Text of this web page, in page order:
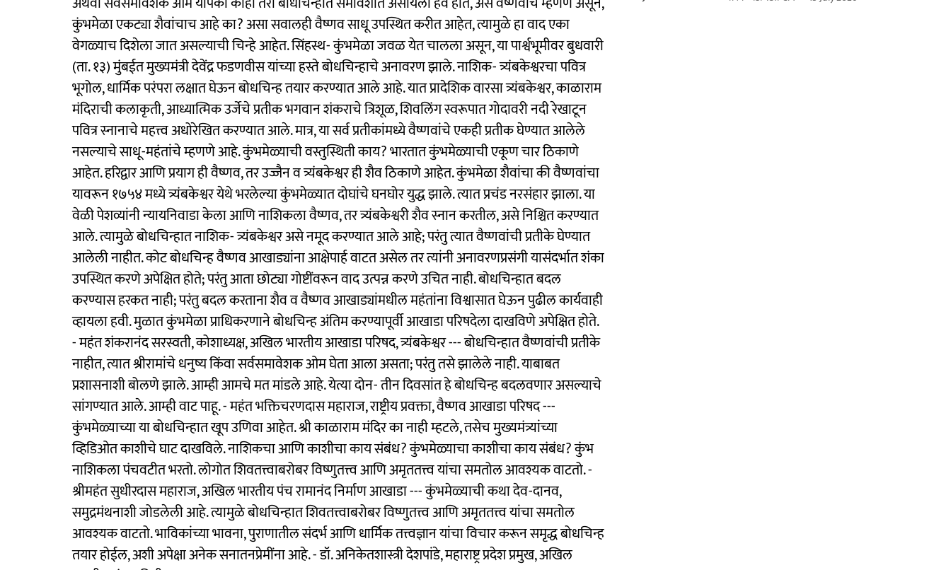
कुंभमेळा एकट्या शैवांचाच आहे का? असा सवालही वैष्णव साधू उपस्थित करीत आहेत, त्यामुळे हा वाद एका
वेगळ्याच दिशेला जात असल्याची चिन्हे आहेत. सिंहस्थ- कुंभमेळा जवळ येत चालला असून, या पार्श्वभूमीवर बुधवारी
(ता. १३) मुंबईत मुख्यमंत्री देवेंद्र फडणवीस यांच्या हस्ते बोधचिन्हाचे अनावरण झाले. नाशिक- त्र्यंबकेश्वरचा पवित्र
भूगोल, धार्मिक परंपरा लक्षात घेऊन बोधचिन्ह तयार करण्यात आले आहे. यात प्रादेशिक वारसा त्र्यंबकेश्वर, काळाराम
मंदिराची कलाकृती, आध्यात्मिक उर्जेचे प्रतीक भगवान शंकराचे त्रिशूळ, शिवलिंग स्वरूपात गोदावरी नदी रेखाटून
पवित्र स्नानाचे महत्त्व अधोरेखित करण्यात आले. मात्र, या सर्व प्रतीकांमध्ये वैष्णवांचे एकही प्रतीक घेण्यात आलेले
नसल्याचे साधू-महंतांचे म्हणणे आहे. कुंभमेळ्याची वस्तुस्थिती काय? भारतात कुंभमेळ्याची एकूण चार ठिकाणे
आहेत. हरिद्वार आणि प्रयाग ही वैष्णव, तर उज्जैन व त्र्यंबकेश्वर ही शैव ठिकाणे आहेत. कुंभमेळा शैवांचा की वैष्णवांचा
यावरून १७५४ मध्ये त्र्यंबकेश्वर येथे भरलेल्या कुंभमेळ्यात दोघांचे घनघोर युद्ध झाले. त्यात प्रचंड नरसंहार झाला. या
वेळी पेशव्यांनी न्यायनिवाडा केला आणि नाशिकला वैष्णव, तर त्र्यंबकेश्वरी शैव स्नान करतील, असे निश्चित करण्यात
आले. त्यामुळे बोधचिन्हात नाशिक- त्र्यंबकेश्वर असे नमूद करण्यात आले आहे; परंतु त्यात वैष्णवांची प्रतीके घेण्यात
आलेली नाहीत. कोट बोधचिन्ह वैष्णव आखाड्यांना आक्षेपार्ह वाटत असेल तर त्यांनी अनावरणप्रसंगी यासंदर्भात शंका
उपस्थित करणे अपेक्षित होते; परंतु आता छोट्या गोष्टींवरून वाद उत्पन्न करणे उचित नाही. बोधचिन्हात बदल
करण्यास हरकत नाही; परंतु बदल करताना शैव व वैष्णव आखाड्यांमधील महंतांना विश्वासात घेऊन पुढील कार्यवाही
व्हायला हवी. मुळात कुंभमेळा प्राधिकरणाने बोधचिन्ह अंतिम करण्यापूर्वी आखाडा परिषदेला दाखविणे अपेक्षित होते.
- महंत शंकरानंद सरस्वती, कोशाध्यक्ष, अखिल भारतीय आखाडा परिषद, त्र्यंबकेश्वर --- बोधचिन्हात वैष्णवांची प्रतीके
नाहीत, त्यात श्रीरामांचे धनुष्य किंवा सर्वसमावेशक ओम घेता आला असता; परंतु तसे झालेले नाही. याबाबत
प्रशासनाशी बोलणे झाले. आम्ही आमचे मत मांडले आहे. येत्या दोन- तीन दिवसांत हे बोधचिन्ह बदलवणार असल्याचे
सांगण्यात आले. आम्ही वाट पाहू. - महंत भक्तिचरणदास महाराज, राष्ट्रीय प्रवक्ता, वैष्णव आखाडा परिषद ---
कुंभमेळ्याच्या या बोधचिन्हात खूप उणिवा आहेत. श्री काळाराम मंदिर का नाही म्हटले, तसेच मुख्यमंत्र्यांच्या
व्हिडिओत काशीचे घाट दाखविले. नाशिकचा आणि काशीचा काय संबंध? कुंभमेळ्याचा काशीचा काय संबंध? कुंभ
नाशिकला पंचवटीत भरतो. लोगोत शिवतत्त्वाबरोबर विष्णुतत्त्व आणि अमृततत्त्व यांचा समतोल आवश्यक वाटतो. -
श्रीमहंत सुधीरदास महाराज, अखिल भारतीय पंच रामानंद निर्माण आखाडा --- कुंभमेळ्याची कथा देव-दानव,
समुद्रमंथनाशी जोडलेली आहे. त्यामुळे बोधचिन्हात शिवतत्त्वाबरोबर विष्णुतत्त्व आणि अमृततत्त्व यांचा समतोल
आवश्यक वाटतो. भाविकांच्या भावना, पुराणातील संदर्भ आणि धार्मिक तत्त्वज्ञान यांचा विचार करून समृद्ध बोधचिन्ह
तयार होईल, अशी अपेक्षा अनेक सनातनप्रेमींना आहे. - डॉ. अनिकेतशास्त्री देशपांडे, महाराष्ट्र प्रदेश प्रमुख, अखिल